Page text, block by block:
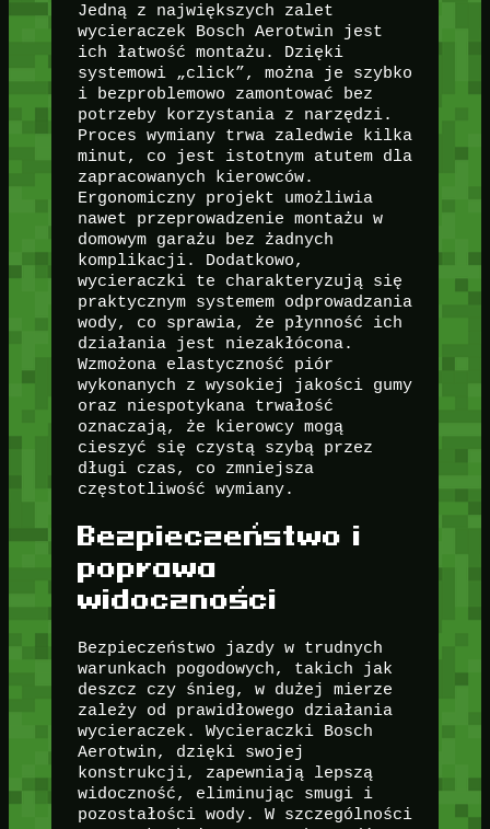
Jedną z największych zalet
wycieraczek Bosch Aerotwin jest
ich łatwość montażu. Dzięki
systemowi „click”, można je szybko
i bezproblemowo zamontować bez
potrzeby korzystania z narzędzi.
Proces wymiany trwa zaledwie kilka
minut, co jest istotnym atutem dla
zapracowanych kierowców.
Ergonomiczny projekt umożliwia
nawet przeprowadzenie montażu w
domowym garażu bez żadnych
komplikacji. Dodatkowo,
wycieraczki te charakteryzują się
praktycznym systemem odprowadzania
wody, co sprawia, że płynność ich
działania jest niezakłócona.
Wzmożona elastyczność piór
wykonanych z wysokiej jakości gumy
oraz niespotykana trwałość
oznaczają, że kierowcy mogą
cieszyć się czystą szybą przez
długi czas, co zmniejsza
częstotliwość wymiany.
Bezpieczeństwo i
poprawa
widoczności
Bezpieczeństwo jazdy w trudnych
warunkach pogodowych, takich jak
deszcz czy śnieg, w dużej mierze
zależy od prawidłowego działania
wycieraczek. Wycieraczki Bosch
Aerotwin, dzięki swojej
konstrukcji, zapewniają lepszą
widoczność, eliminując smugi i
pozostałości wody. W szczególności